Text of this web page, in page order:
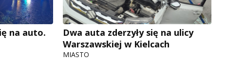
na auto.
Dwa auta zderzyły się na ulicy
Warszawskiej w Kielcach
MIASTO